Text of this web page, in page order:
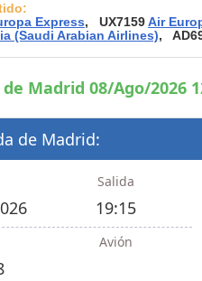
Express, UX7159Air
(Saudi Arabian Airlines),
Madrid 08/Ago/2026
de Madrid:
Salida
19:15
Avión